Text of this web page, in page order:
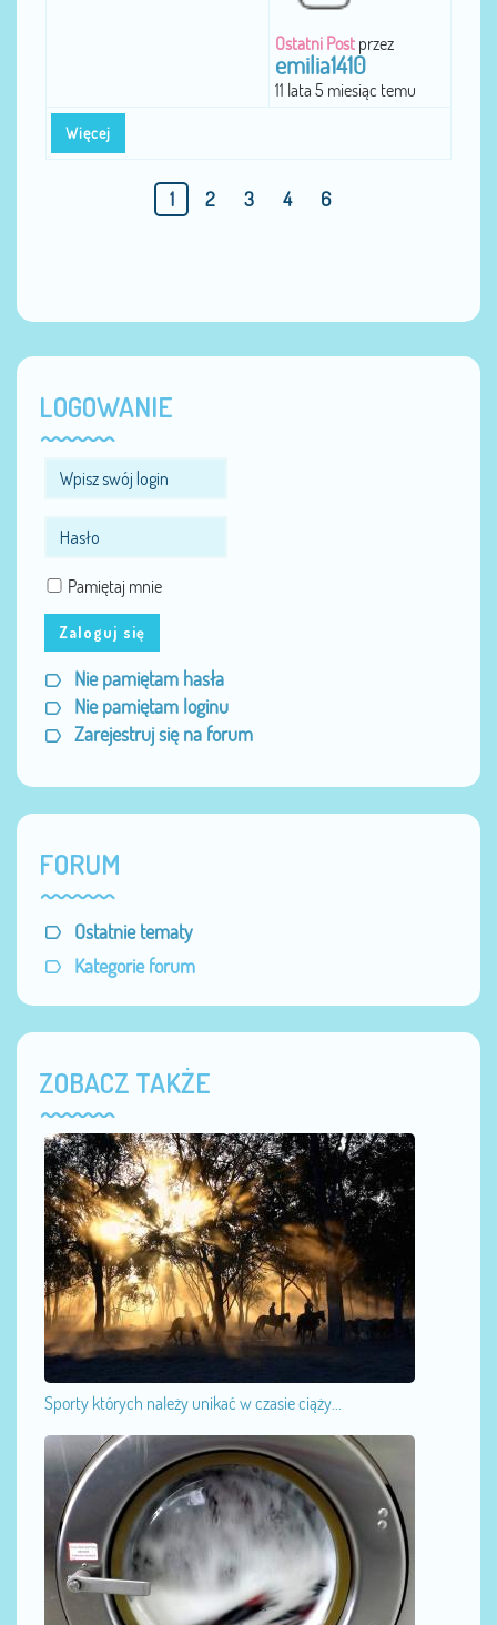
Więcej
Ostatni Post przez
emilia1410
11 lata 5 miesiąc temu
1 2 3 4 6
LOGOWANIE
Pamiętaj mnie
Zaloguj się
Nie pamiętam hasła
Nie pamiętam loginu
Zarejestruj się na forum
FORUM
Ostatnie tematy
Kategorie forum
ZOBACZ TAKŻE
Sporty których należy unikać w czasie ciąży...